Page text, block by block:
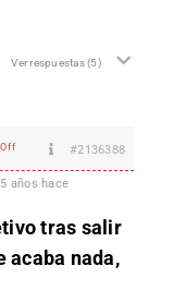
Ver respuestas(5)
#2136388
5 años hace
tras salir
acaba nada,